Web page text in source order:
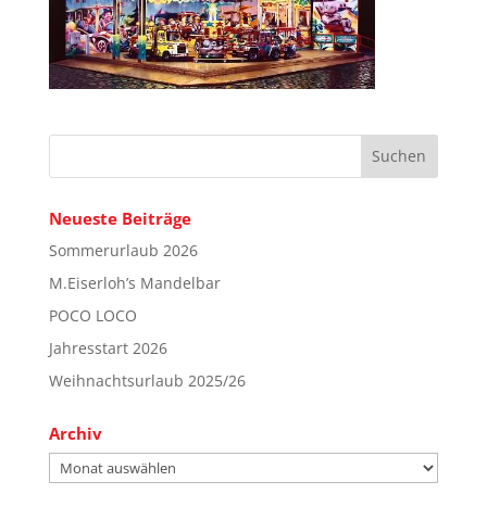
Neueste Beiträge
Sommerurlaub 2026
M.Eiserloh’s Mandelbar
POCO LOCO
Jahresstart 2026
Weihnachtsurlaub 2025/26
Archiv
Archiv